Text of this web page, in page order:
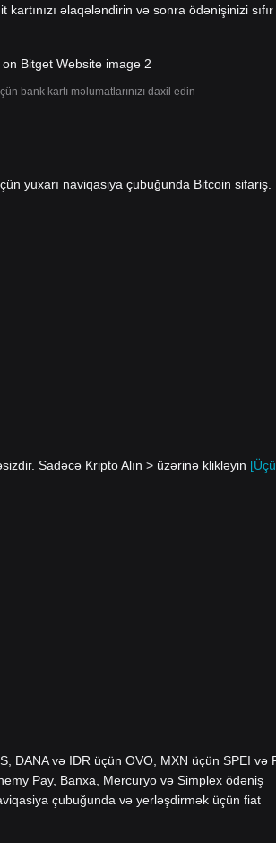
əlaqələndirin və sonra ödənişinizi sıfır
bank kartı məlumatlarınızı daxil edin
yuxarı naviqasiya çubuğunda Bitcoin sifariş.
Sadəcə Kripto Alın > üzərinə klikləyin
DANA və IDR üçün OVO, MXN üçün SPEI və
Pay, Banxa, Mercuryo və Simplex ödəniş
çubuğunda və yerləşdirmək üçün fiat